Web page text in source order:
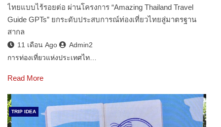
ไทยแบบไร้รอยต่อ ผ่านโครงการ “Amazing Thailand Travel
Guide GPTs” ยกระดับประสบการณ์ท่องเที่ยวไทยสู่มาตรฐาน
สากล
11 เดือน Ago
Admin2
การท่องเที่ยวแห่งประเทศไท…
Read More
TRIP IDEA